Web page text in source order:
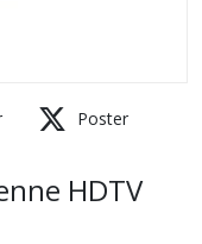
Poster
HDTV